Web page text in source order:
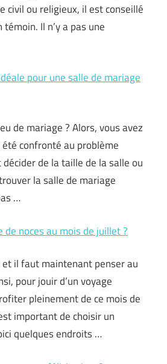
civil ou religieux, il est conseillé
Il n’y a pas une
pour une salle de mariage
de mariage ? Alors, vous avez
confronté au problème
de la taille de la salle ou
la salle de mariage
…
de noces au mois de juillet ?
il faut maintenant penser au
pour jouir d’un voyage
pleinement de ce mois de
important de choisir un
quelques endroits …